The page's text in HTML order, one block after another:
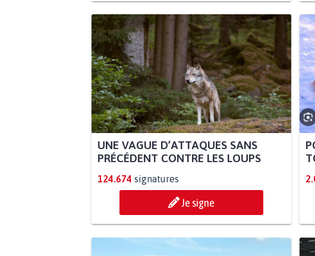
UNE VAGUE D’ATTAQUES SANS
PRÉCÉDENT CONTRE LES LOUPS
124.674 signatures
Je signe